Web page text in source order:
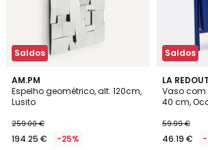
Saldos
AM.PM
Espelho geométrico, alt. 120cm,
Lusito
259.00 €
194.25 € -25%
4,8
/ 5
Saldos
LA
Vaso com
40 cm,
59.99 €
46.19 € -
4,3
/ 5